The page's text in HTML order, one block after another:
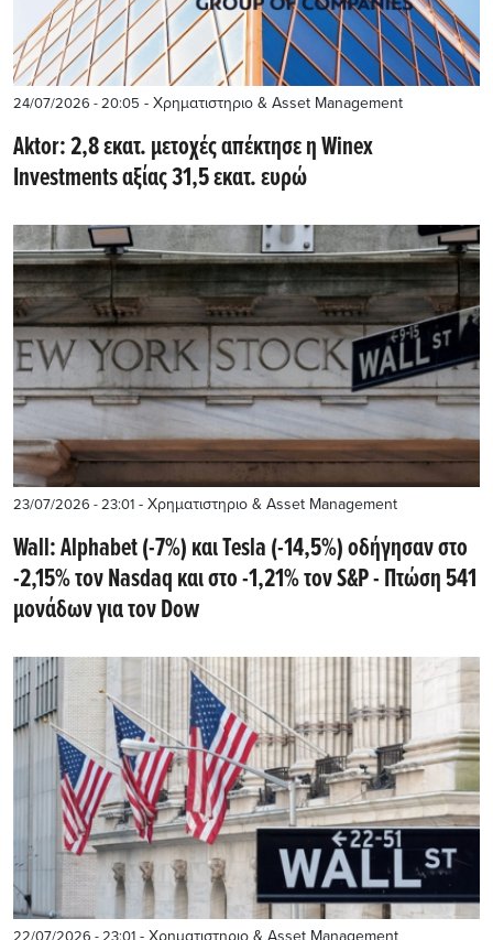
24/07/2026 - 20:05 - Χρηματιστηριο & Asset Management
Aktor: 2,8 εκατ. μετοχές απέκτησε η Winex
Investments αξίας 31,5 εκατ. ευρώ
23/07/2026 - 23:01 - Χρηματιστηριο & Asset Management
Wall: Alphabet (-7%) και Tesla (-14,5%) οδήγησαν στο
-2,15% τον Nasdaq και στο -1,21% τον S&P - Πτώση 541
μονάδων για τον Dow